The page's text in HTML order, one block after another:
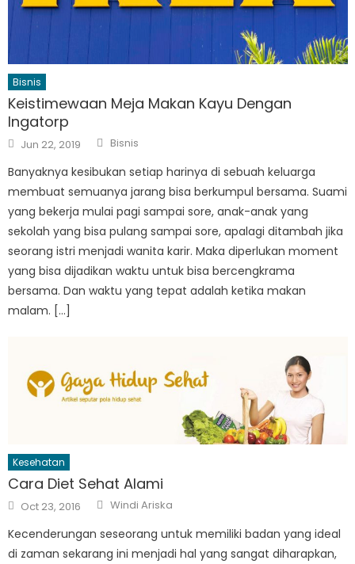
Bisnis
Keistimewaan Meja Makan Kayu Dengan
Ingatorp
Posted
on
Jun 22, 2019 Author
Bisnis
Banyaknya kesibukan setiap harinya di sebuah keluarga
membuat semuanya jarang bisa berkumpul bersama. Suami
yang bekerja mulai pagi sampai sore, anak-anak yang
sekolah yang bisa pulang sampai sore, apalagi ditambah jika
seorang istri menjadi wanita karir. Maka diperlukan moment
yang bisa dijadikan waktu untuk bisa bercengkrama
bersama. Dan waktu yang tepat adalah ketika makan
malam. […]
Kesehatan
Cara Diet Sehat Alami
Posted
on
Oct 23, 2016 Author
Windi Ariska
Kecenderungan seseorang untuk memiliki badan yang ideal
di zaman sekarang ini menjadi hal yang sangat diharapkan,